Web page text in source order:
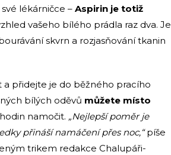
lékárničce – Aspirin je totiž
vašeho bílého prádla raz dva. Je
skvrn a rozjasňování tkanin
přidejte je do běžného pracího
bílých oděvů můžete místo
namočit. „Nejlepší poměr je
přináší namáčení přes noc,“píše
trikem redakce Chalupáři-